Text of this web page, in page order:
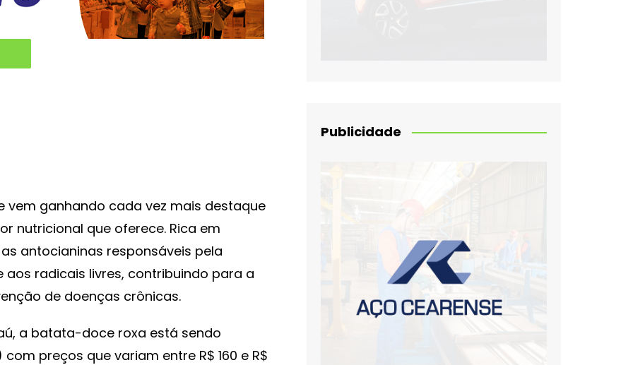
ganhando cada vez mais destaque
nutricional que oferece. Rica em
antocianinas responsáveis pela
radicais livres, contribuindo para a
de doenças crônicas.
a batata-doce roxa está sendo
preços que variam entre R$ 160 e R$
Publicidade